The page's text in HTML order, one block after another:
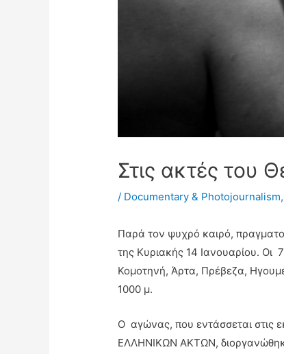
Στις ακτές του
/ Documentary & Photojournalism,
Παρά τον ψυχρό καιρό,
της Κυριακής 14 Ιανουαρίου. Οι
Κομοτηνή, Άρτα, Πρέβεζα,
1000 μ.
O αγώνας, που εντάσσεται στις
ΕΛΛΗΝΙΚΩΝ ΑΚΤΩΝ,